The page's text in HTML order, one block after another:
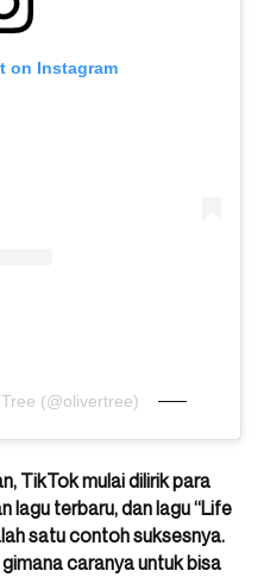
on Instagram
(@olivertree)
TikTok mulai dilirik para
lagu terbaru, dan lagu “Life
satu contoh suksesnya.
caranya untuk bisa